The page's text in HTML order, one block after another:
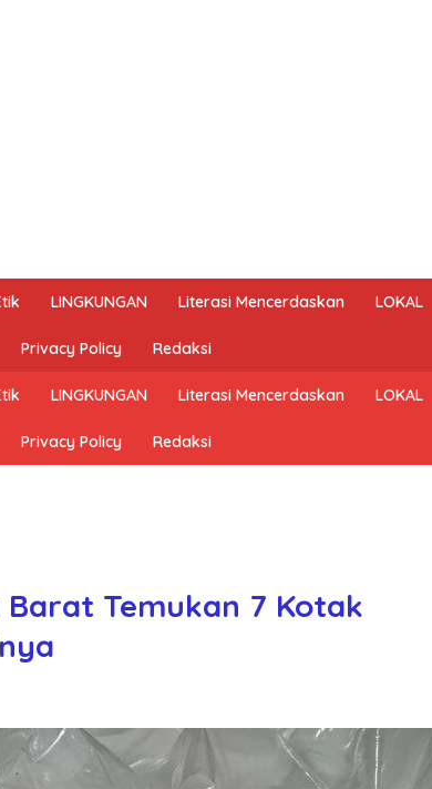
LINGKUNGAN Literasi Mencerdaskan LOKAL
Privacy Policy Redaksi
LINGKUNGAN Literasi Mencerdaskan LOKAL
Privacy Policy Redaksi
Temukan 7 Kotak